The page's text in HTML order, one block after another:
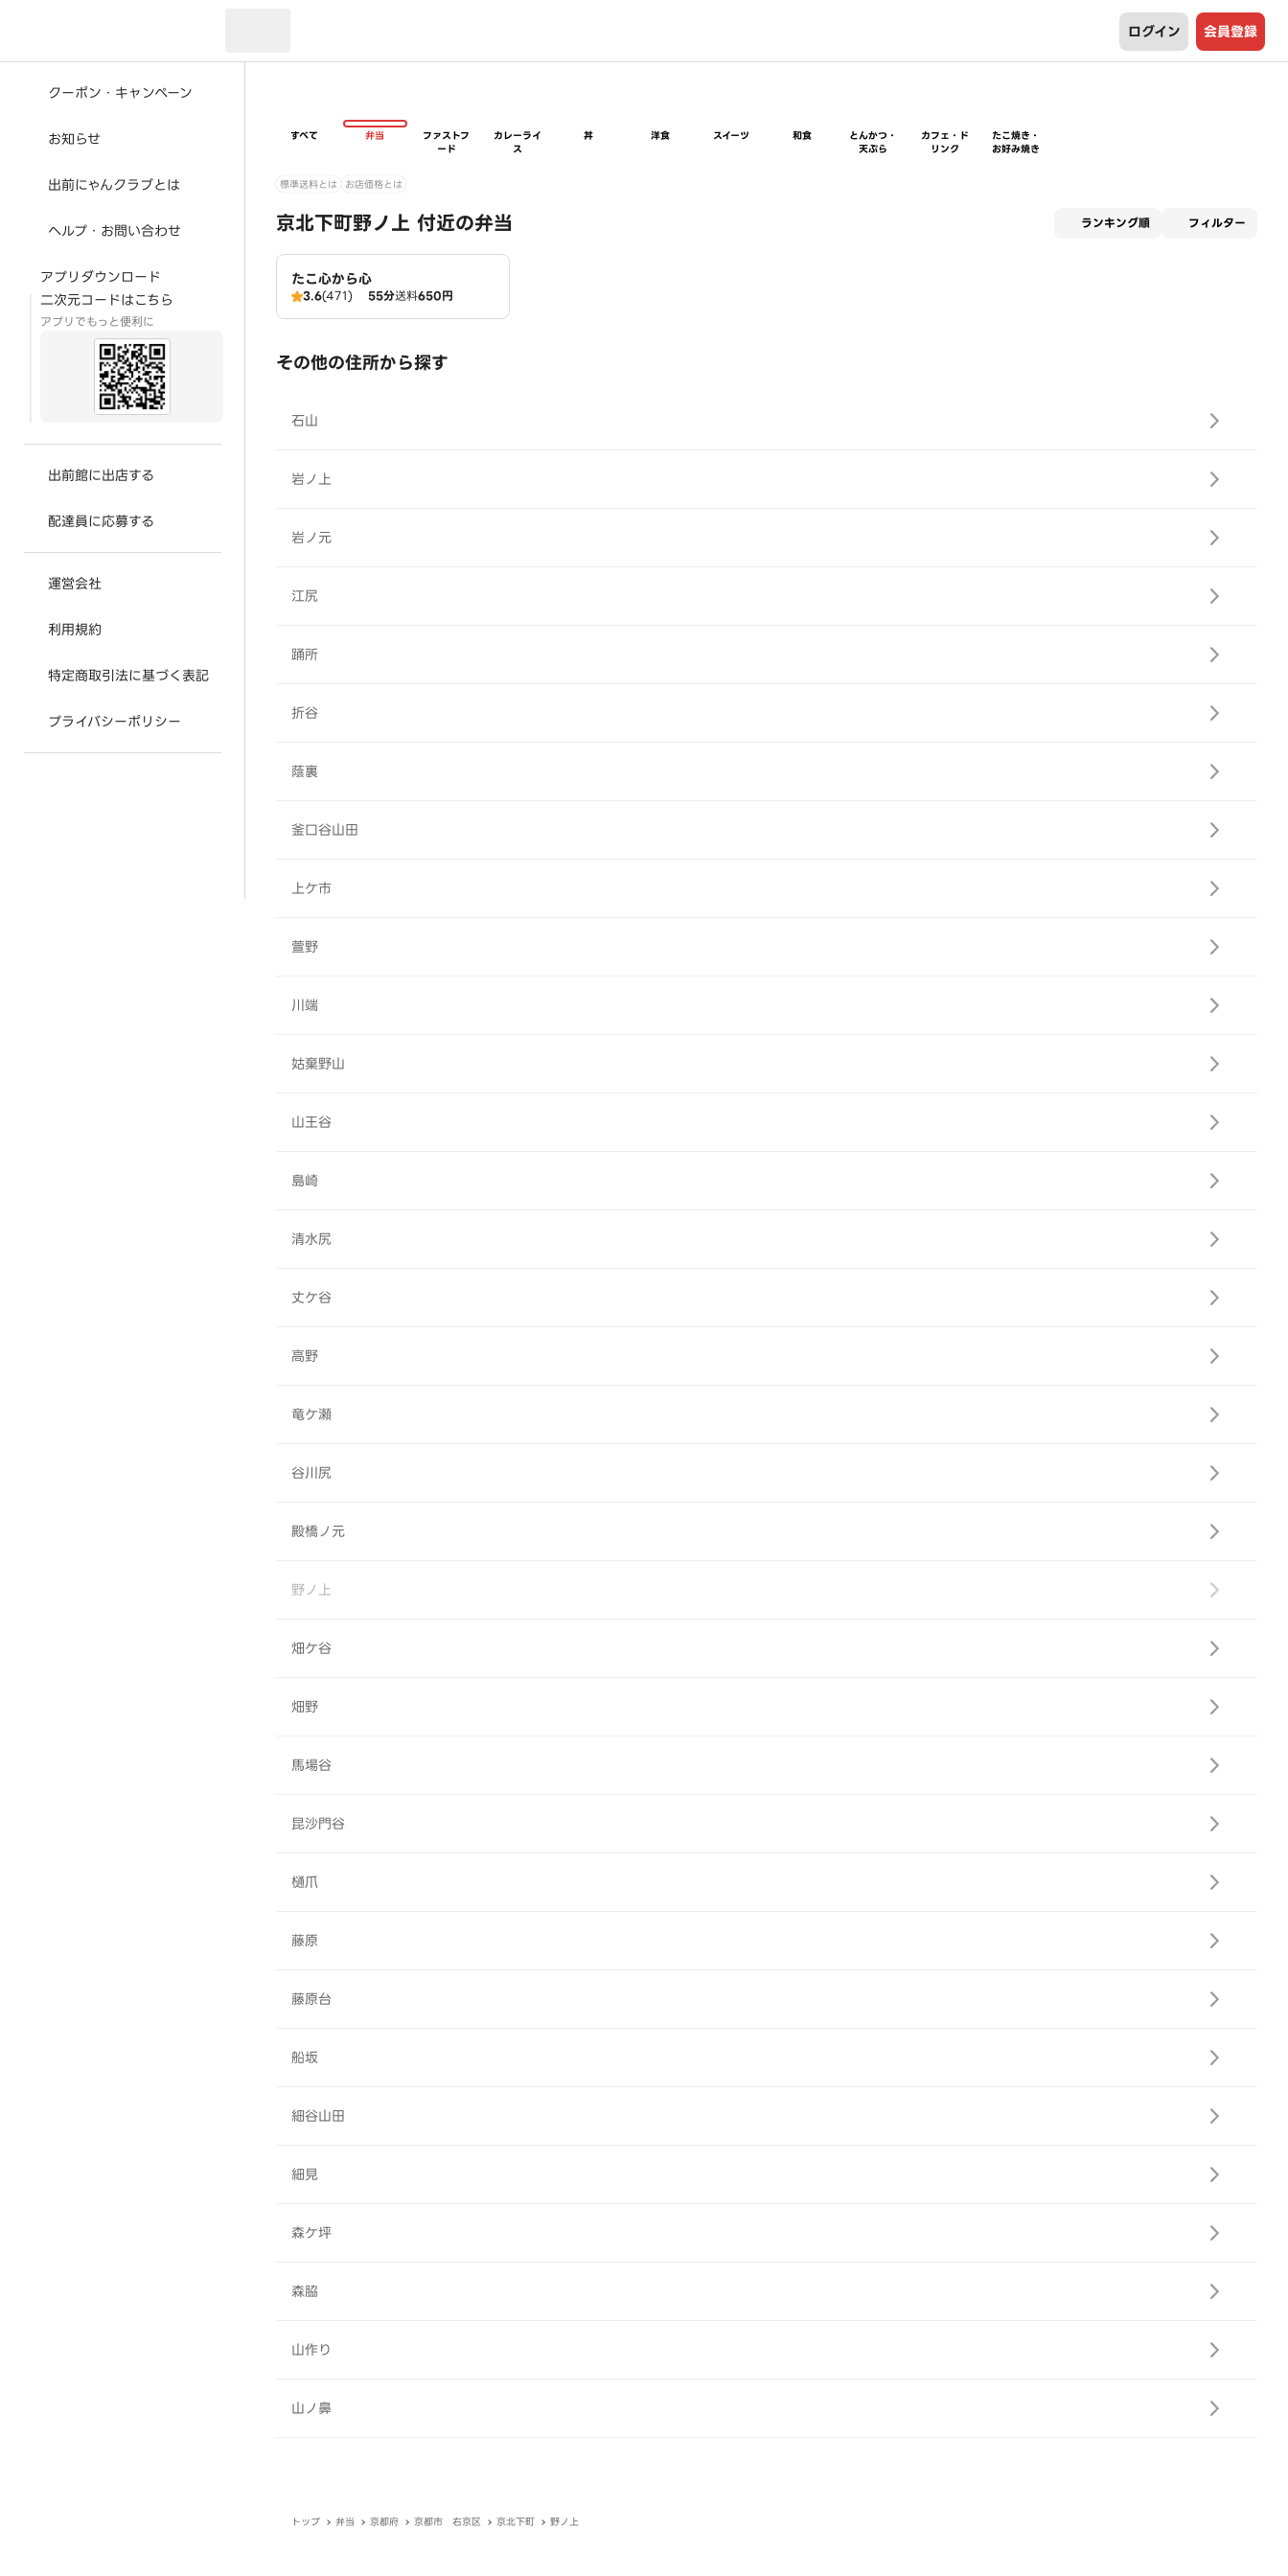
ログイン 会員登録
クーポン・キャンペーン
お知らせ
出前にゃんクラブとは
ヘルプ・お問い合わせ
アプリダウンロード
二次元コードはこちら
アプリでもっと便利に
出前館に出店する
配達員に応募する
運営会社
利用規約
特定商取引法に基づく表記
プライバシーポリシー
すべて 弁当
ファストフ
ード
カレーライ
ス
丼 洋食 スイーツ 和食
とんかつ・
天ぷら
カフェ・ド
リンク
たこ焼き・
お好み焼き
標準送料とは お店価格とは
京北下町野ノ上 付近の弁当 ランキング順 フィルター
たこ心から心
3.6(471) 55分送料650円
その他の住所から探す
石山
岩ノ上
岩ノ元
江尻
踊所
折谷
蔭裏
釜口谷山田
上ケ市
萱野
川端
姑棄野山
山王谷
島崎
清水尻
丈ケ谷
高野
竜ケ瀬
谷川尻
殿橋ノ元
野ノ上
畑ケ谷
畑野
馬場谷
昆沙門谷
樋爪
藤原
藤原台
船坂
細谷山田
細見
森ケ坪
森脇
山作り
山ノ鼻
トップ 弁当 京都府 京都市 右京区 京北下町 野ノ上